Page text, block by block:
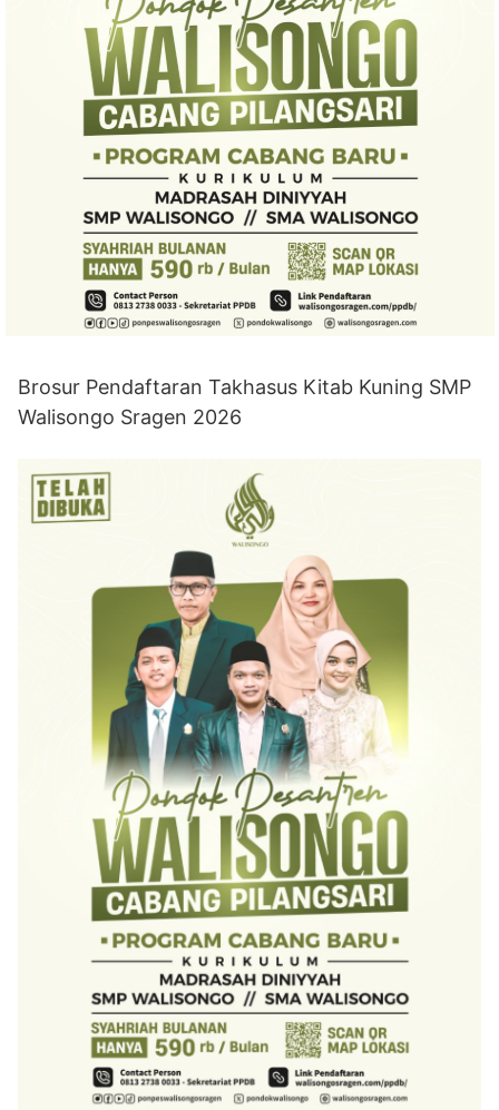
Brosur Pendaftaran Takhasus Kitab Kuning SMP
Walisongo Sragen 2026